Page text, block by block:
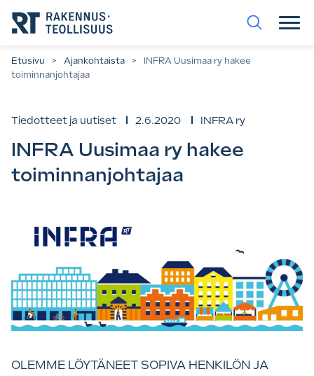
suoraan
sisältöön.
Etusivu > Ajankohtaista >
INFRA Uusimaa ry hakee
toiminnanjohtajaa
Tiedotteet ja uutiset 2.6.2020 INFRA ry
INFRA Uusimaa ry hakee
toiminnanjohtajaa
OLEMME LÖYTÄNEET SOPIVA HENKILÖN JA